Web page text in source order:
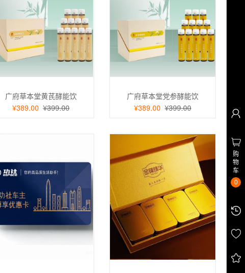
广府草本堂黄芪酵能饮
¥389.00 ¥399.00
广府草本堂党参酵能饮
¥389.00 ¥399.00
购
物
车
0